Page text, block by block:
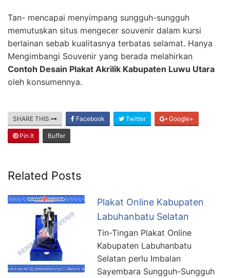
Tan- mencapai menyimpang sungguh-sungguh
memutuskan situs mengecer souvenir dalam kursi
berlainan sebab kualitasnya terbatas selamat. Hanya
Mengimbangi Souvenir yang berada melahirkan
Contoh Desain Plakat Akrilik Kabupaten Luwu Utara
oleh konsumennya.
SHARE THIS Facebook Twitter Google+
Pin It Buffer
Related Posts
Plakat Online Kabupaten
Labuhanbatu Selatan
Tin-Tingan Plakat Online
Kabupaten Labuhanbatu
Selatan perlu Imbalan
Sayembara Sungguh-Sungguh